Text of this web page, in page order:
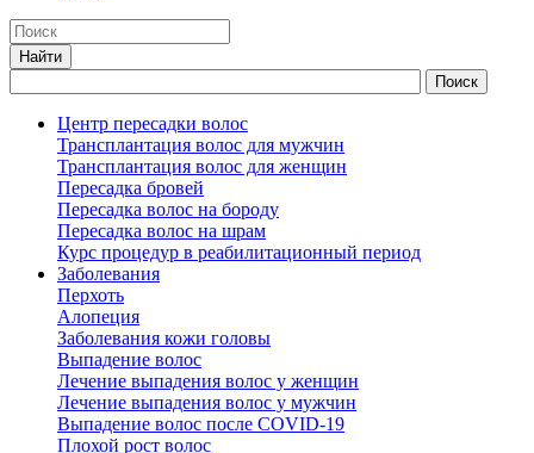
Центр пересадки волос
Трансплантация волос для мужчин
Трансплантация волос для женщин
Пересадка бровей
Пересадка волос на бороду
Пересадка волос на шрам
Курс процедур в реабилитационный период
Заболевания
Перхоть
Алопеция
Заболевания кожи головы
Выпадение волос
Лечение выпадения волос у женщин
Лечение выпадения волос у мужчин
Выпадение волос после COVID-19
Плохой рост волос